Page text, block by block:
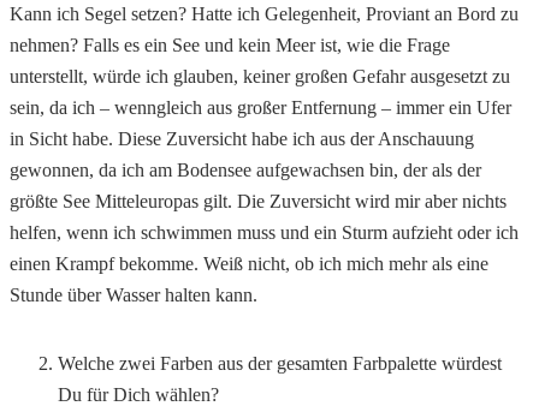
Kann ich Segel setzen? Hatte ich Gelegenheit, Proviant an Bord zu
nehmen? Falls es ein See und kein Meer ist, wie die Frage
unterstellt, würde ich glauben, keiner großen Gefahr ausgesetzt zu
sein, da ich – wenngleich aus großer Entfernung – immer ein Ufer
in Sicht habe. Diese Zuversicht habe ich aus der Anschauung
gewonnen, da ich am Bodensee aufgewachsen bin, der als der
größte See Mitteleuropas gilt. Die Zuversicht wird mir aber nichts
helfen, wenn ich schwimmen muss und ein Sturm aufzieht oder ich
einen Krampf bekomme. Weiß nicht, ob ich mich mehr als eine
Stunde über Wasser halten kann.
Welche zwei Farben aus der gesamten Farbpalette würdest
Du für Dich wählen?